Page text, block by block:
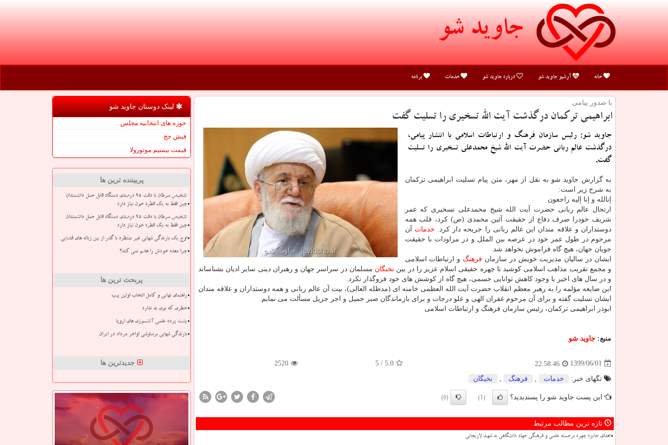
جاوید شو
خانه آرشیو جاوید شو درباره جاوید شو خدمات برنامه
با صدور پیامی
ابراهیمی تركمان درگذشت آیت الله تسخیری را تسلیت گفت
جاوید شو: رئیس سازمان فرهنگ و ارتباطات اسلامی با انتشار پیامی،
درگذشت عالم ربانی حضرت آیت الله شیخ محمدعلی تسخیری را تسلیت
گفت.
به گزارش جاوید شو به نقل از مهر، متن پیام تسلیت ابراهیمی ترکمان
به شرح زیر است:
إنالله و إنا إلیه راجعون
ارتحال عالم ربانی حضرت آیت الله شیخ محمدعلی تسخیری که عمر
شریف خودرا صرف دفاع از حقیقت آئین محمدی (ص) کرد، قلب همه
دوستداران و علاقه مندان این عالم ربانی را جریحه دار کرد. خدمات آن
مرحوم در طول عمر خود در عرصه بین الملل و در مراودات با حقیقت
جویان جهان، هیچ گاه فراموش نخواهد شد.
ایشان در سالیان مدیریت خویش در سازمان فرهنگ و ارتباطات اسلامی
و مجمع تقریب مذاهب اسلامی کوشید تا چهره حقیقی اسلام عزیز را در بین نخبگان مسلمان در سراسر جهان و رهبران دینی سایر ادیان بشناساند
و در سال های اخیر با وجود کاهش توانایی جسمی، هیچ گاه از کوشش های خود فروگذار نکرد.
این ضایعه مؤلمه را به رهبر معظم انقلاب حضرت آیت الله العظمی خامنه ای (مدظله العالی)، بیت آن عالم ربانی و همه دوستداران و علاقه مندان
ایشان تسلیت گفته و برای آن مرحوم غفران الهی و علو درجات و برای بازماندگان صبر جمیل و اجر جزیل مسألت می نمایم.
ابوذر ابراهیمی ترکمان، رئیس سازمان فرهنگ و ارتباطات اسلامی
منبع: جاوید شو
1399/06/01
22:58:46
5.0
/ 5
2520
تگهای خبر: خدمات فرهنگ نخبگان
این پست جاوید شو را پسندیدید؟ (1)
(0)
تازه ترین مطالب مرتبط
اهدای جایزه چهره برجسته علمی و فرهنگی جهاد دانشگاهی به شهید لاریجانی
لینک دوستان جاوید شو
حوزه های انتخابیه مجلس
فیش حج
قیمت بیسیم موتورولا
پربیننده ترین ها
تشخیص سرطان با دقت ۹۵ درصدی دستگاه قابل حمل دانشمندان
چین فقط به یک قطره خون نیاز دارد
تشخیص سرطان با دقت ۹۵ درصدی دستگاه قابل حمل دانشمندان
چین فقط به یک قطره خون نیاز دارد
اوج یک بارندگی شهابی غیر منتظره با گذر از بین زباله های فضایی
چرا معده خودش را هضم نمی کند؟
پربحث ترین ها
راهنمای نهایی و کامل انتخاب اولین پیپ
خطری که بوی بد ندارد
پشت پرده علمی آتشسوزی های اروپا
بارندگی شهابی برساوشی اواخر مرداد در ایران
جدیدترین ها